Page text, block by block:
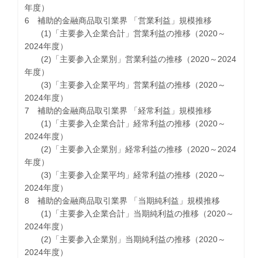
年度）
6 補助的金融商品取引業界 「営業利益」規模推移
(1)「主要参入企業合計」営業利益の推移（2020～
2024年度）
(2)「主要参入企業別」営業利益の推移（2020～2024
年度）
(3)「主要参入企業平均」営業利益の推移（2020～
2024年度）
7 補助的金融商品取引業界 「経常利益」規模推移
(1)「主要参入企業合計」経常利益の推移（2020～
2024年度）
(2)「主要参入企業別」経常利益の推移（2020～2024
年度）
(3)「主要参入企業平均」経常利益の推移（2020～
2024年度）
8 補助的金融商品取引業界 「当期純利益」規模推移
(1)「主要参入企業合計」当期純利益の推移（2020～
2024年度）
(2)「主要参入企業別」当期純利益の推移（2020～
2024年度）